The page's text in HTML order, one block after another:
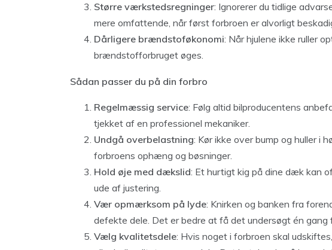
Større værkstedsregninger: Ignorerer du tidlige
mere omfattende, når først forbroen er alvorligt
Dårligere brændstoføkonomi: Når hjulene ikke ruller
brændstofforbruget øges.
Sådan passer du på din forbro
Regelmæssig service: Følg altid bilproducentens
tjekket af en professionel mekaniker.
Undgå overbelastning: Kør ikke over bump og huller i
forbroens ophæng og bøsninger.
Hold øje med dækslid: Et hurtigt kig på dine dæk kan
ude af justering.
Vær opmærksom på lyde: Knirken og banken fra
defekte dele. Det er bedre at få det undersøgt én gang
Vælg kvalitetsdele: Hvis noget i forbroen skal